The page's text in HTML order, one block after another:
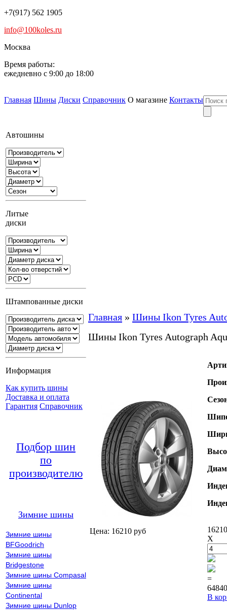
+7(917) 562 1905
info@100koles.ru
Москва
Время работы:
ежедневно с 9:00 до 18:00
Главная Шины Диски Справочник О магазине Контакты
Автошины
Литые
диски
Штампованные диски
Информация
Как купить шины
Доставка и оплата
Гарантия Справочник
Подбор шин
по
производителю
Зимние шины
Зимние шины
BFGoodrich
Зимние шины
Bridgestone
Зимние шины Compasal
Зимние шины
Continental
Зимние шины Dunlop
Главная » Шины Ikon Tyres
Шины Ikon Tyres Autograph
Цена: 16210 руб
X
=
В